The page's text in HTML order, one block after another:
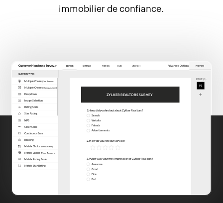
immobilier de confiance.